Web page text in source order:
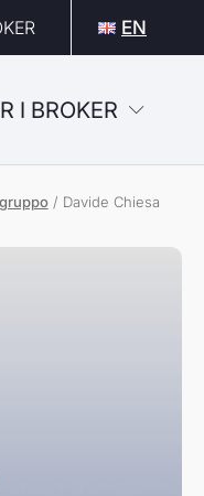
EN
I BROKER
/ Davide Chiesa